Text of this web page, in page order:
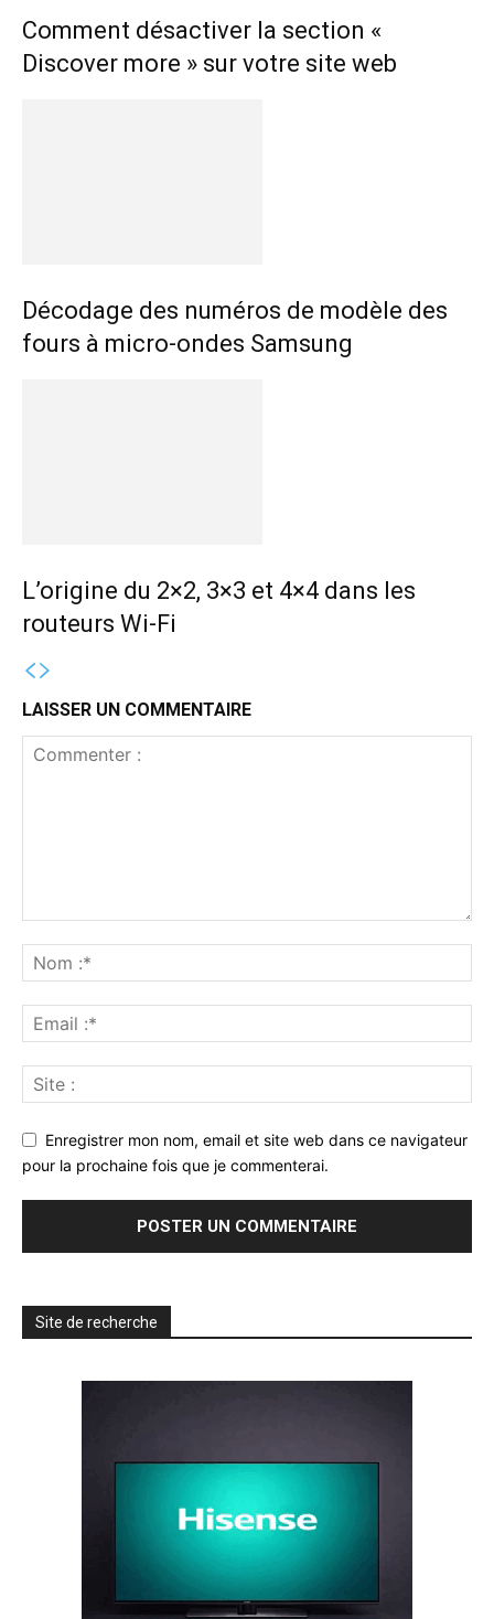
Comment désactiver la section «
Discover more » sur votre site web
Décodage des numéros de modèle des
fours à micro-ondes Samsung
L’origine du 2×2, 3×3 et 4×4 dans les
routeurs Wi-Fi
LAISSER UN COMMENTAIRE
Enregistrer mon nom, email et site web dans ce navigateur
pour la prochaine fois que je commenterai.
Site de recherche